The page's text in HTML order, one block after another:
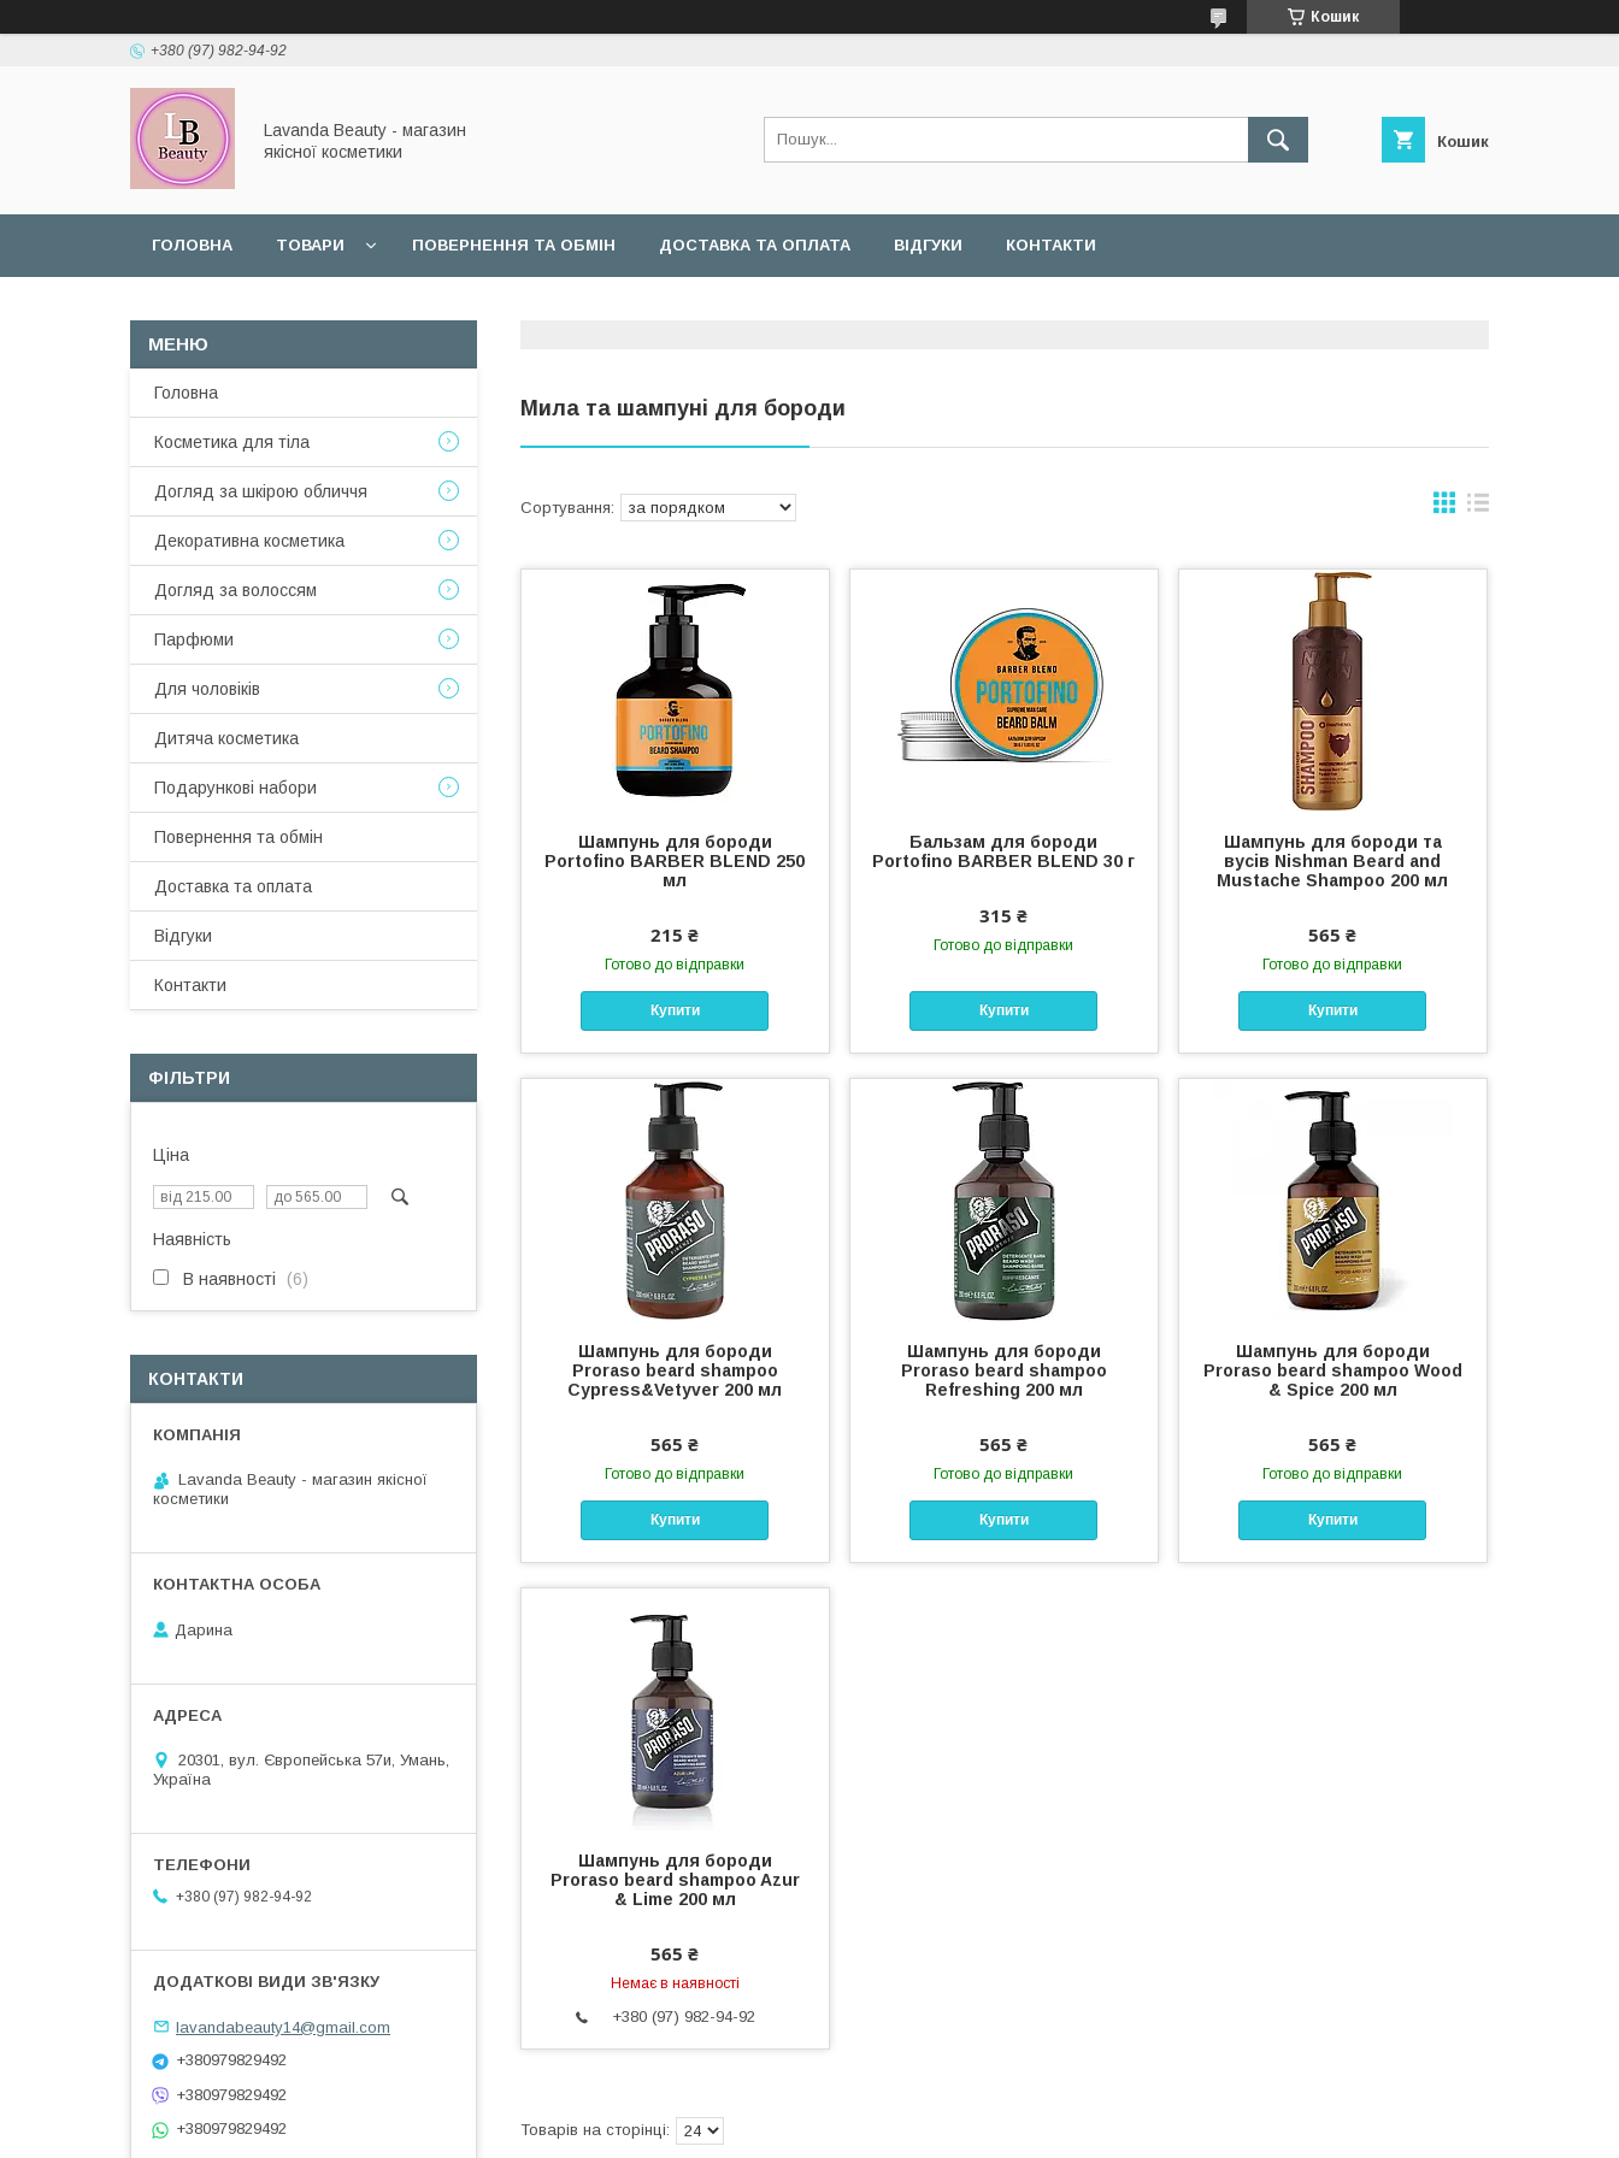
Кошик
+380 (97) 982-94-92
Lavanda Beauty - магазин
якісної косметики
Кошик
ГОЛОВНА ТОВАРИ ПОВЕРНЕННЯ ТА ОБМІН ДОСТАВКА ТА ОПЛАТА ВІДГУКИ КОНТАКТИ
Мила та шампуні для бороди
Шампунь для бороди
Portofino BARBER BLEND 250
мл
215 ₴
Готово до відправки
Купити
Бальзам для бороди
Portofino BARBER BLEND 30 г
315 ₴
Готово до відправки
Купити
Шампунь для бороди та
вусів Nishman Beard and
Mustache Shampoo 200 мл
565 ₴
Готово до відправки
Купити
Шампунь для бороди
Proraso beard shampoo
Cypress&Vetyver 200 мл
565 ₴
Готово до відправки
Купити
Шампунь для бороди
Proraso beard shampoo
Refreshing 200 мл
565 ₴
Готово до відправки
Купити
Шампунь для бороди
Proraso beard shampoo Wood
& Spice 200 мл
565 ₴
Готово до відправки
Купити
Шампунь для бороди
Proraso beard shampoo Azur
& Lime 200 мл
565 ₴
Немає в наявності
+380 (97) 982-94-92
Головна
Косметика для тіла
Догляд за шкірою обличчя
Декоративна косметика
Догляд за волоссям
Парфюми
Для чоловіків
Дитяча косметика
Подарункові набори
Повернення та обмін
Доставка та оплата
Відгуки
Контакти
ФІЛЬТРИ
Ціна
Наявність
В наявності 6
КОНТАКТИ
Lavanda Beauty - магазин якісної
косметики
Дарина
20301, вул. Європейська 57и, Умань,
Україна
+380 (97) 982-94-92
lavandabeauty14@gmail.com
+380979829492
+380979829492
+380979829492